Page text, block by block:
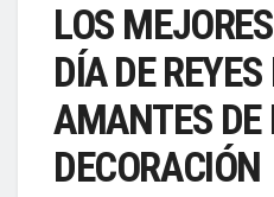
LOS
DÍA DE
AMANTES DE
DECORACIÓN